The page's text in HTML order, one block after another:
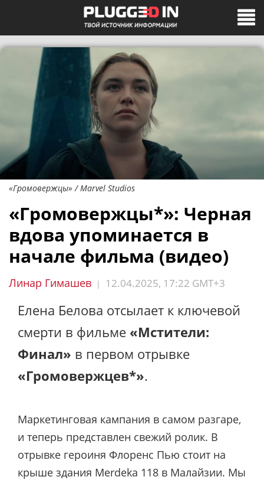
«Громовержцы» / Marvel Studios
«Громовержцы*»: Черная
вдова упоминается в
начале фильма (видео)
Линар Гимашев | 12.04.2025, 17:22 GMT+3
Елена Белова отсылает к ключевой
смерти в фильме «Мстители:
Финал» в первом отрывке
«Громовержцев*».
Маркетинговая кампания в самом разгаре,
и теперь представлен свежий ролик. В
отрывке героиня Флоренс Пью стоит на
крыше здания Merdeka 118 в Малайзии. Мы